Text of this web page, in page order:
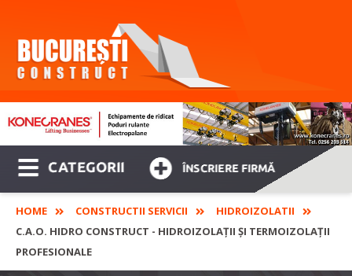
CATEGORII ÎNSCRIERE FIRMĂ
HOME CONSTRUCTII SERVICII
HIDROIZOLATII
C.A.O. HIDRO CONSTRUCT - HIDROIZOLAŢII ŞI TERMOIZOLAŢII
PROFESIONALE